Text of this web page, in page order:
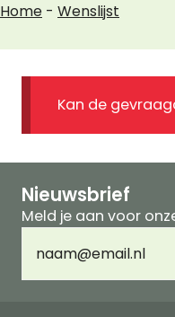
Home - Wenslijst
Kan de
Nieuwsbrief
Meld je aan voor
mailadres(Vereist)